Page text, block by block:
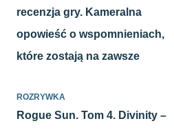
recenzja gry. Kameralna
opowieść o wspomnieniach,
które zostają na zawsze
ROZRYWKA
Rogue Sun. Tom 4. Divinity –